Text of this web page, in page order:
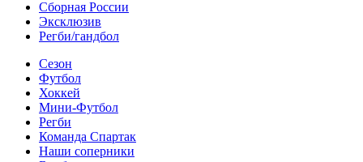
Сборная России
Эксклюзив
Регби/гандбол
Сезон
Футбол
Хоккей
Мини-Футбол
Регби
Команда Спартак
Наши соперники